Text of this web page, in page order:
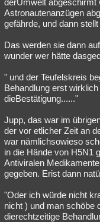
derUmwelt abgeschirmt
Astronautenanzügen
gefährde, und dann
Das werden sie dann
wunder wer hätte
" und der Teufelskreis
Behandlung erst
dieBestätigung......"
Jupp, das war im
der vor etlicher Zeit an
war nämlichsowieso
in die Hände von H5N1
Antiviralen
gegeben. Erist dann
"Oder ich würde nicht
nicht ) und man schöbe
dierechtzeitige